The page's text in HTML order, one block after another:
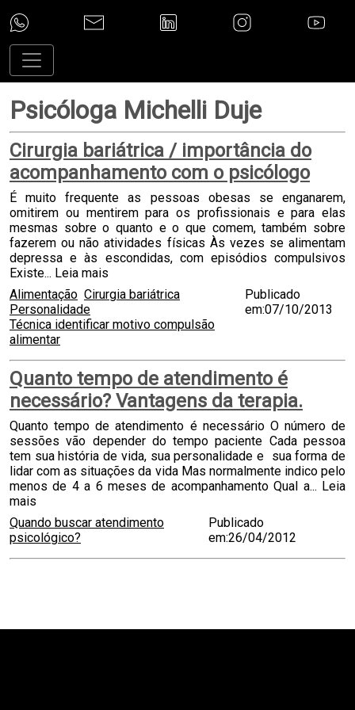
Psicóloga Michelli Duje
Cirurgia bariátrica / importância do
acompanhamento com o psicólogo
É muito frequente as pessoas obesas se enganarem,
omitirem ou mentirem para os profissionais e para elas
mesmas sobre o quanto e o que comem, também sobre
fazerem ou não atividades físicas Às vezes se alimentam
depressa e às escondidas, com episódios compulsivos
Existe... Leia mais
Alimentação Cirurgia bariátrica
Personalidade
Técnica identificar motivo compulsão
alimentar
Publicado
em:07/10/2013
Quanto tempo de atendimento é
necessário? Vantagens da terapia.
Quanto tempo de atendimento é necessário O número de
sessões vão depender do tempo paciente Cada pessoa
tem sua história de vida, sua personalidade e sua forma de
lidar com as situações da vida Mas normalmente indico pelo
menos de 4 a 6 meses de acompanhamento Qual a... Leia
mais
Quando buscar atendimento
psicológico?
Publicado
em:26/04/2012